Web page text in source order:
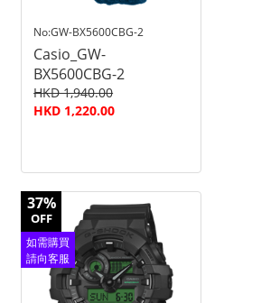
No:GW-BX5600CBG-2
Casio_GW-
BX5600CBG-2
HKD 1,940.00
HKD 1,220.00
37%
OFF
如需購買
請向客服
查詢